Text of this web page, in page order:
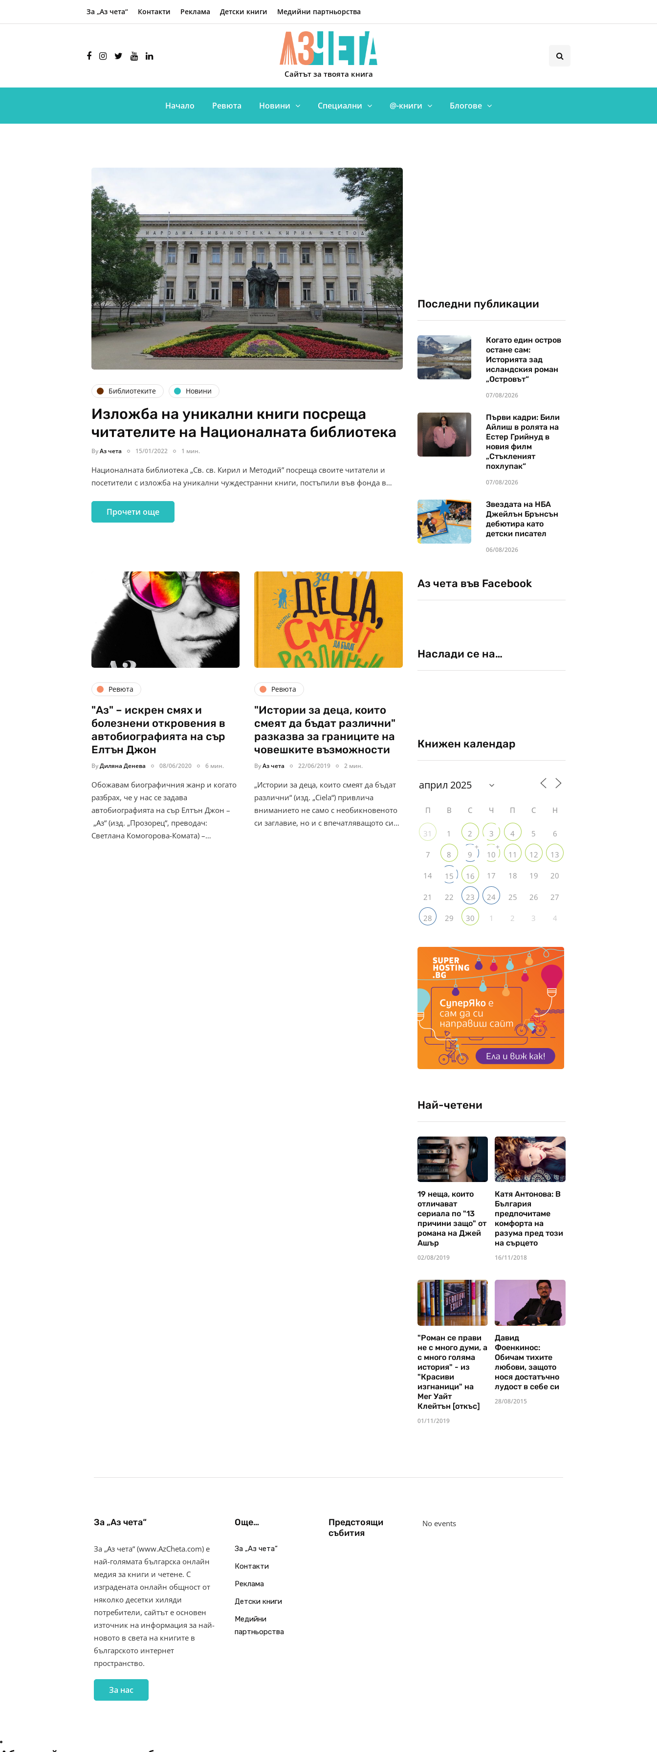
За „Аз чета“ Контакти Реклама Детски книги Медийни партньорства
Сайтът за твоята книга
Начало Ревюта Новини Специални @-книги Блогове
Библиотеките Новини
Изложба на уникални книги посреща
читателите на Националната библиотека
ByАз чета 15/01/2022 1 мин.
Националната библиотека „Св. св. Кирил и Методий” посреща своите читатели и
посетители с изложба на уникални чуждестранни книги, постъпили във фонда в…
Прочети още
Ревюта
"Аз" – искрен смях и
болезнени откровения в
автобиографията на сър
Елтън Джон
ByДиляна Денева 08/06/2020 6 мин.
Обожавам биографичния жанр и когато
разбрах, че у нас се задава
автобиографията на сър Елтън Джон –
„Аз“ (изд. „Прозорец“, преводач:
Светлана Комогорова-Комата) –…
Ревюта
"Истории за деца, които
смеят да бъдат различни"
разказва за границите на
човешките възможности
ByАз чета 22/06/2019 2 мин.
„Истории за деца, които смеят да бъдат
различни“ (изд. „Ciela“) привлича
вниманието не само с необикновеното
си заглавие, но и с впечатляващото си…
Последни публикации
Когато един остров
остане сам:
Историята зад
исландския роман
„Островът“
07/08/2026
Първи кадри: Били
Айлиш в ролята на
Естер Грийнуд в
новия филм
„Стъкленият
похлупак“
07/08/2026
Звездата на НБА
Джейлън Брънсън
дебютира като
детски писател
06/08/2026
Аз чета във Facebook
Наслади се на…
Книжен календар
П В С Ч П С Н
31 1 2 3 4 5 6
7 8 9
+
10
+
11 12 13
14 15 16 17 18 19 20
21 22 23 24 25 26 27
28 29 30 1 2 3 4
Най-четени
19 неща, които
отличават
сериала по "13
причини защо" от
романа на Джей
Ашър
02/08/2019
Катя Антонова: В
България
предпочитаме
комфорта на
разума пред този
на сърцето
16/11/2018
"Роман се прави
не с много думи, а
с много голяма
история" - из
"Красиви
изгнаници" на
Мег Уайт
Клейтън [откъс]
01/11/2019
Давид
Фоенкинос:
Обичам тихите
любови, защото
нося достатъчно
лудост в себе си
28/08/2015
За „Аз чета“
За „Аз чета“ (www.AzCheta.com) е
най-голямата българска онлайн
медия за книги и четене. С
изградената онлайн общност от
няколко десетки хиляди
потребители, сайтът е основен
източник на информация за най-
новото в света на книгите в
българското интернет
пространство.
За нас
Още…
За „Аз чета“
Контакти
Реклама
Детски книги
Медийни
партньорства
Предстоящи
събития
No events